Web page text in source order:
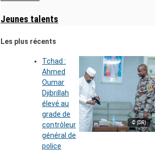
Jeunes talents
Les plus récents
© (DR)
Tchad :
Ahmed
Oumar
Djibrillah
élevé au
grade de
contrôleur
général de
police